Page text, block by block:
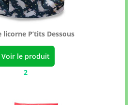
licorne P’tits Dessous
Voir le produit
2